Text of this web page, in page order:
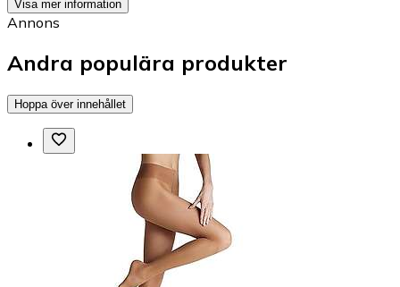
Visa mer information
Annons
Andra populära produkter
Hoppa över innehållet